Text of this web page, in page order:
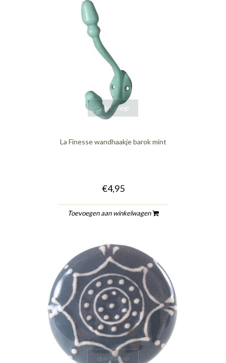
quickshop
La Finesse wandhaakje barok mint
€4,95
Toevoegen aan winkelwagen
quickshop